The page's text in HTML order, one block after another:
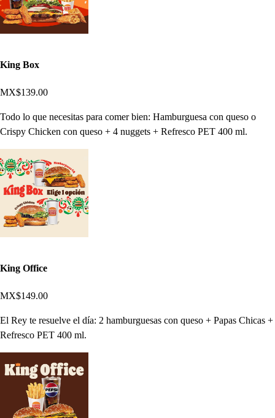
King Box
MX$139.00
Todo lo que necesitas para comer bien: Hamburguesa con queso o
Crispy Chicken con queso + 4 nuggets + Refresco PET 400 ml.
King Office
MX$149.00
El Rey te resuelve el día: 2 hamburguesas con queso + Papas Chicas +
Refresco PET 400 ml.